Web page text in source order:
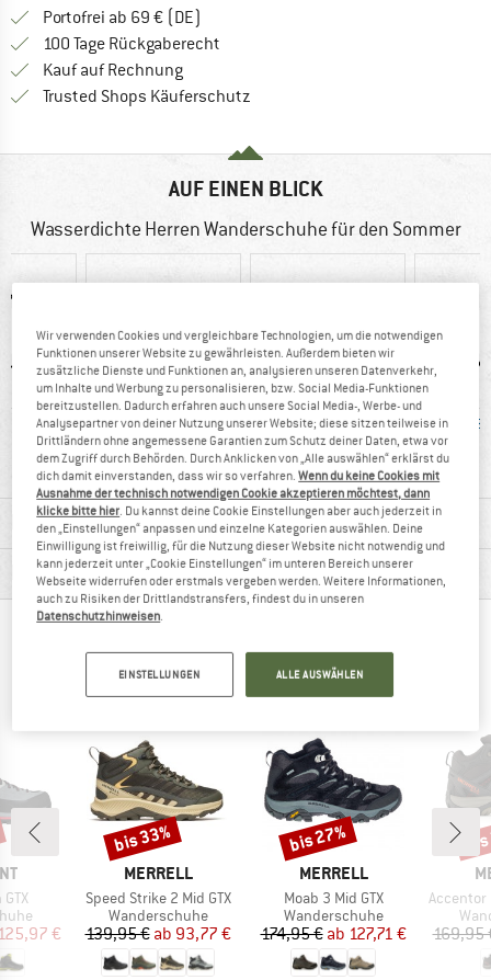
Portofrei ab 69 € (DE)
100 Tage Rückgaberecht
Kauf auf RechnungFinde die Zahlungs-Infos hier! Öffnet
Trusted Shops Käuferschutz
AUF EINEN BLICK
Wasserdichte Herren Wanderschuhe für den Sommer
GORE-TEX Vibram-Sohle
MATERIALINFOS & FEATURES
PRODUKTBESCHREIBUNG
Preis
€
MARKE
MERRELL
Artikel
Speed Strike 2 Mid GTX
Produktgruppe
Wanderschuhe
Preis
139,95 € reduzierter Preis
ab 93,77 €
Rabatt
bis 33%
MARKE
MERRELL
Artikel
Moab 3 Mid GTX
Produktgruppe
Wanderschuhe
Preis
174,95 € reduzierter Preis
ab 127,71 €
Rabatt
bis 27%
Artikel
Accentor
169,95
Wir verwenden Cookies und vergleichbare Technologien, um die notwendigen
Funktionen unserer Website zu gewährleisten. Außerdem bieten wir
zusätzliche Dienste und Funktionen an, analysieren unseren Datenverkehr,
um Inhalte und Werbung zu personalisieren, bzw. Social Media-Funktionen
bereitzustellen. Dadurch erfahren auch unsere Social Media-, Werbe- und
Analysepartner von deiner Nutzung unserer Website; diese sitzen teilweise in
Drittländern ohne angemessene Garantien zum Schutz deiner Daten, etwa vor
dem Zugriff durch Behörden. Durch Anklicken von „Alle auswählen“ erklärst du
dich damit einverstanden, dass wir so verfahren.Wenn du keine Cookies mit
Ausnahme der technisch notwendigen Cookie akzeptieren möchtest, dann
klicke bitte hier . Du kannst deine Cookie Einstellungen aber auch jederzeit in
den „Einstellungen“ anpassen und einzelne Kategorien auswählen. Deine
Einwilligung ist freiwillig, für die Nutzung dieser Website nicht notwendig und
kann jederzeit unter „Cookie Einstellungen“ im unteren Bereich unserer
Webseite widerrufen oder erstmals vergeben werden. Weitere Informationen,
auch zu Risiken der Drittlandstransfers, findest du in unseren
Datenschutzhinweisen
EINSTELLUNGEN ALLE AUSWÄHLEN